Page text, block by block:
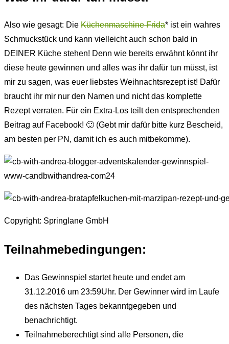
Also wie gesagt: Die Küchenmaschine Frida* ist ein wahres
Schmuckstück und kann vielleicht auch schon bald in
DEINER Küche stehen! Denn wie bereits erwähnt könnt ihr
diese heute gewinnen und alles was ihr dafür tun müsst, ist
mir zu sagen, was euer liebstes Weihnachtsrezept ist! Dafür
braucht ihr mir nur den Namen und nicht das komplette
Rezept verraten. Für ein Extra-Los teilt den entsprechenden
Beitrag auf Facebook! 🙂 (Gebt mir dafür bitte kurz Bescheid,
am besten per PN, damit ich es auch mitbekomme).
Copyright: Springlane GmbH
Teilnahmebedingungen:
Das Gewinnspiel startet heute und endet am
31.12.2016 um 23:59Uhr. Der Gewinner wird im Laufe
des nächsten Tages bekanntgegeben und
benachrichtigt.
Teilnahmeberechtigt sind alle Personen, die